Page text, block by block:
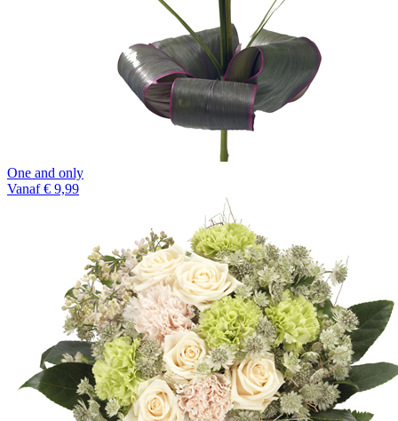
One and only
Vanaf € 9,99